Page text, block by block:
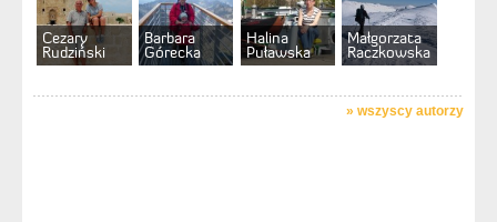
Cezary
Rudziński
Barbara
Górecka
Halina
Puławska
Małgorzata
Raczkowska
» wszyscy autorzy